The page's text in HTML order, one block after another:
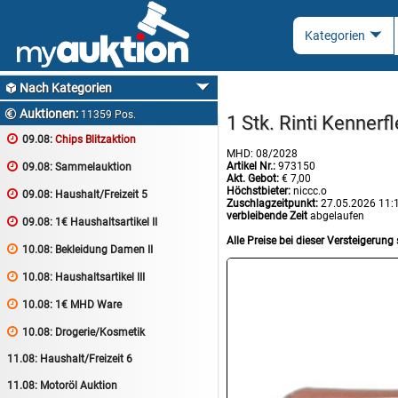
 Nach Kategorien
 Auktionen: 11359 Pos.
 09.08: Chips Blitzaktion
 09.08: Sammelauktion
 09.08: Haushalt/Freizeit 5
 09.08: 1€ Haushaltsartikel II
 10.08: Bekleidung Damen II
 10.08: Haushaltsartikel III
 10.08: 1€ MHD Ware
 10.08: Drogerie/Kosmetik
11.08: Haushalt/Freizeit 6
11.08: Motoröl Auktion
1 Stk. Rinti
MHD: 08/2028
Artikel Nr.: 973150
Akt. Gebot: € 7,00
Höchstbieter: niccc.o
Zuschlagzeitpunkt: 27.05.2026
verbleibende Zeit abgelaufen
Alle Preise bei dieser